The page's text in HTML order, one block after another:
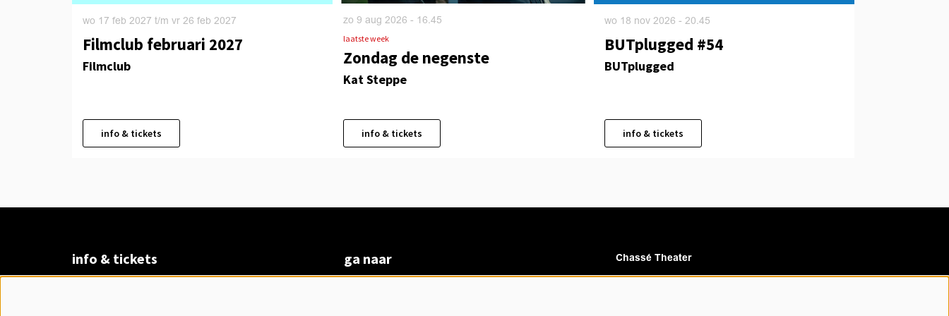
Filmclub februari 2027
Filmclub
wo 17 feb 2027 t/m vr 26 feb 2027
info & tickets
Zondag de negenste
Kat Steppe
laatste week
zo 9 aug 2026- 16.45
info & tickets
BUTplugged #54
BUTplugged
wo 18 nov 2026 - 20.45
info & tickets
info & tickets ga naar Chassé Theater